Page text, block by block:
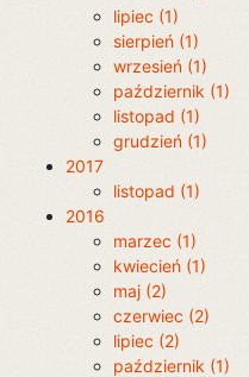
lipiec (1)
sierpień (1)
wrzesień (1)
październik (1)
listopad (1)
grudzień (1)
2017
listopad (1)
2016
marzec (1)
kwiecień (1)
maj (2)
czerwiec (2)
lipiec (2)
październik (1)